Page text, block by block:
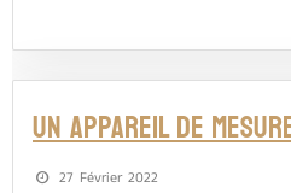
Un appareil de
27 Février 2022